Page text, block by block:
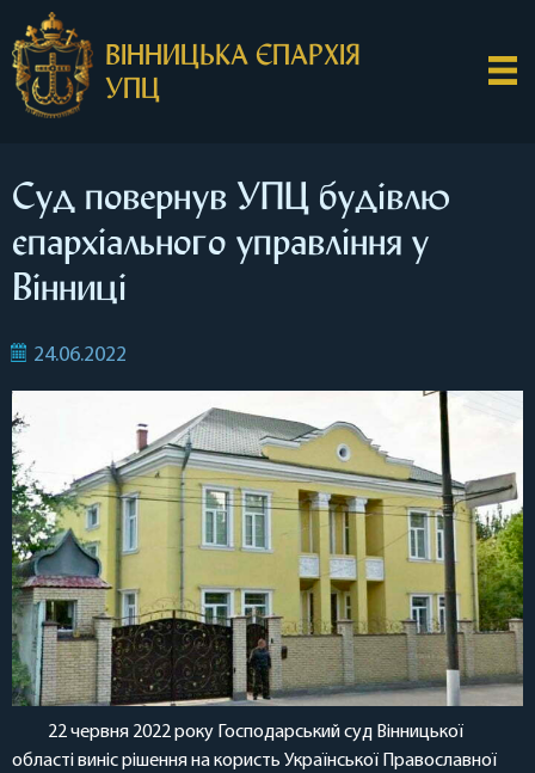
ВІННИЦЬКА ЄПАРХІЯ
УПЦ
Суд повернув УПЦ будівлю
єпархіального управління у
Вінниці
24.06.2022
22 червня 2022 року Господарський суд Вінницької
області виніс рішення на користь Української Православної